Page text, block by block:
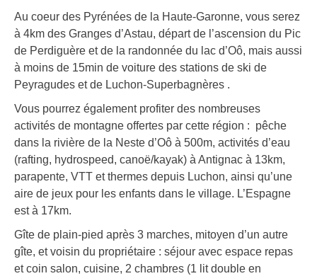
Au coeur des Pyrénées de la Haute-Garonne, vous serez
à 4km des Granges d’Astau, départ de l’ascension du Pic
de Perdiguère et de la randonnée du lac d’Oô, mais aussi
à moins de 15min de voiture des stations de ski de
Peyragudes et de Luchon-Superbagnères .
Vous pourrez également profiter des nombreuses
activités de montagne offertes par cette région : pêche
dans la rivière de la Neste d’Oô à 500m, activités d’eau
(rafting, hydrospeed, canoë/kayak) à Antignac à 13km,
parapente, VTT et thermes depuis Luchon, ainsi qu’une
aire de jeux pour les enfants dans le village. L’Espagne
est à 17km.
Gîte de plain-pied après 3 marches, mitoyen d’un autre
gîte, et voisin du propriétaire : séjour avec espace repas
et coin salon, cuisine, 2 chambres (1 lit double en